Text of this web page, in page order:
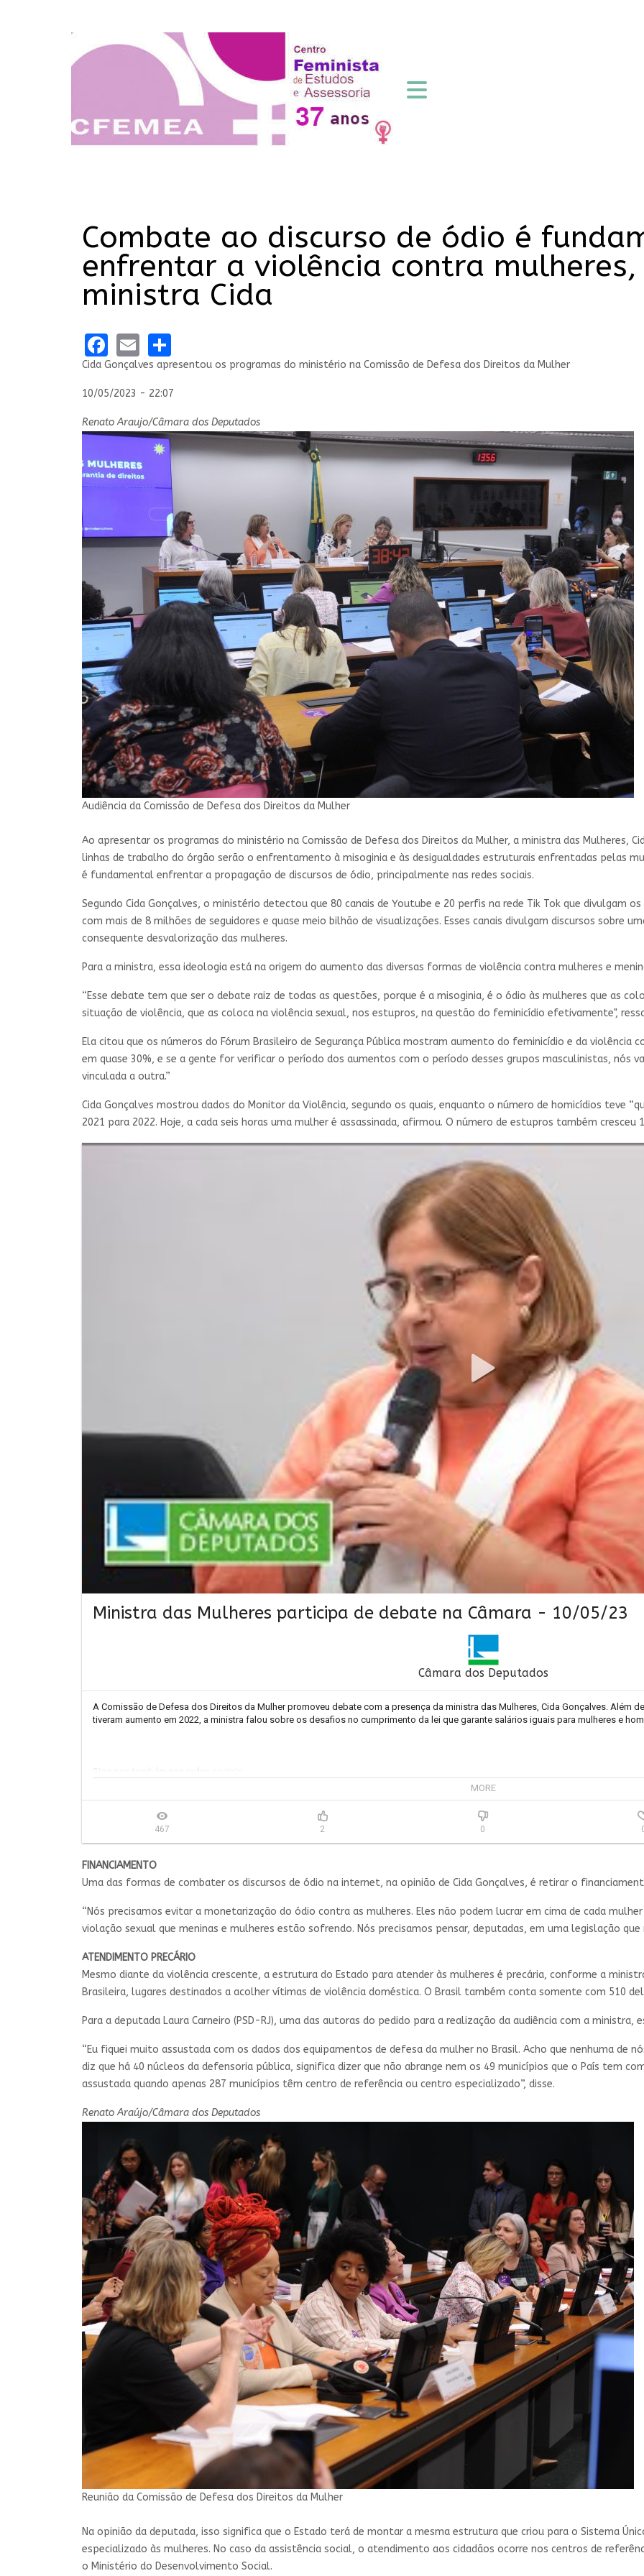
Combate ao discurso de ódio é
enfrentar a violência contra
ministra Cida
Facebook
Email
Cida Gonçalves apresentou os programas do ministério na Comissão de Defesa dos Direitos da Mulher
10/05/2023 - 22:07
Renato Araujo/Câmara dos Deputados
Audiência da Comissão de Defesa dos Direitos da Mulher
Ao apresentar os programas do ministério na Comissão de Defesa dos Direitos da Mulher, a ministra das Mulheres,
linhas de trabalho do órgão serão o enfrentamento à misoginia e às desigualdades estruturais enfrentadas pelas
é fundamental enfrentar a propagação de discursos de ódio, principalmente nas redes sociais.
Segundo Cida Gonçalves, o ministério detectou que 80 canais de Youtube e 20 perfis na rede Tik Tok que divulgam
com mais de 8 milhões de seguidores e quase meio bilhão de visualizações. Esses canais divulgam discursos sobre
consequente desvalorização das mulheres.
Para a ministra, essa ideologia está na origem do aumento das diversas formas de violência contra mulheres e
“Esse debate tem que ser o debate raiz de todas as questões, porque é a misoginia, é o ódio às mulheres que as
situação de violência, que as coloca na violência sexual, nos estupros, na questão do feminicídio efetivamente",
Ela citou que os números do Fórum Brasileiro de Segurança Pública mostram aumento do feminicídio e da violência
em quase 30%, e se a gente for verificar o período dos aumentos com o período desses grupos masculinistas, nós
vinculada a outra.”
Cida Gonçalves mostrou dados do Monitor da Violência, segundo os quais, enquanto o número de homicídios teve
2021 para 2022. Hoje, a cada seis horas uma mulher é assassinada, afirmou. O número de estupros também cresceu
Ministra das Mulheres participa de debate na Câmara - 10/05/23
Câmara dos Deputados
A Comissão de Defesa dos Direitos da Mulher promoveu debate com a presença da ministra das Mulheres, Cida Gonçalves. Além
tiveram aumento em 2022, a ministra falou sobre os desafios no cumprimento da lei que garante salários iguais para mulheres e
Siga-nos também nas redes sociais:
https://www.facebook.com/camaradepu...
https://twitter.com/camaradeputados
https://www.instagram.com/camaradep...
https://www2.camara.leg.br/particip...
MORE
467 2 0
FINANCIAMENTO
Uma das formas de combater os discursos de ódio na internet, na opinião de Cida Gonçalves, é retirar o
“Nós precisamos evitar a monetarização do ódio contra as mulheres. Eles não podem lucrar em cima de cada
violação sexual que meninas e mulheres estão sofrendo. Nós precisamos pensar, deputadas, em uma legislação que
ATENDIMENTO PRECÁRIO
Mesmo diante da violência crescente, a estrutura do Estado para atender às mulheres é precária, conforme a
Brasileira, lugares destinados a acolher vítimas de violência doméstica. O Brasil também conta somente com 510
Para a deputada Laura Carneiro (PSD-RJ), uma das autoras do pedido para a realização da audiência com a ministra,
“Eu fiquei muito assustada com os dados dos equipamentos de defesa da mulher no Brasil. Acho que nenhuma de
diz que há 40 núcleos da defensoria pública, significa dizer que não abrange nem os 49 municípios que o País tem
assustada quando apenas 287 municípios têm centro de referência ou centro especializado”, disse.
Renato Araújo/Câmara dos Deputados
Reunião da Comissão de Defesa dos Direitos da Mulher
Na opinião da deputada, isso significa que o Estado terá de montar a mesma estrutura que criou para o Sistema
especializado às mulheres. No caso da assistência social, o atendimento aos cidadãos ocorre nos centros de
o Ministério do Desenvolvimento Social.